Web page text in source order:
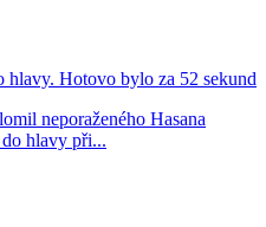
hlavy. Hotovo bylo za 52 sekund
neporaženého Hasana
hlavy při...